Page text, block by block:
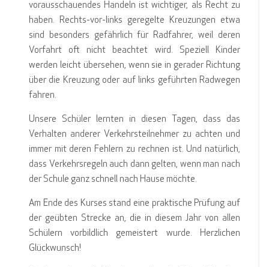
vorausschauendes Handeln ist wichtiger, als Recht zu
haben. Rechts-vor-links geregelte Kreuzungen etwa
sind besonders gefährlich für Radfahrer, weil deren
Vorfahrt oft nicht beachtet wird. Speziell Kinder
werden leicht übersehen, wenn sie in gerader Richtung
über die Kreuzung oder auf links geführten Radwegen
fahren.
Unsere Schüler lernten in diesen Tagen, dass das
Verhalten anderer Verkehrsteilnehmer zu achten und
immer mit deren Fehlern zu rechnen ist. Und natürlich,
dass Verkehrsregeln auch dann gelten, wenn man nach
der Schule ganz schnell nach Hause möchte.
Am Ende des Kurses stand eine praktische Prüfung auf
der geübten Strecke an, die in diesem Jahr von allen
Schülern vorbildlich gemeistert wurde. Herzlichen
Glückwunsch!